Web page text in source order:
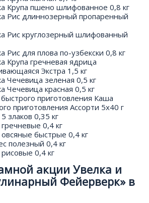
Крупа пшено шлифованное 0,8 кг
Рис длиннозерный пропаренный
Рис круглозерный шлифованный
Рис для плова по-узбекски 0,8 кг
Крупа гречневая ядрица
Экстра 1,5 кг
Чечевица зеленая 0,5 кг
Чечевица красная 0,5 кг
приготовления Каша
приготовления Ассорти 5х40 г
злаков 0,35 кг
0,4 кг
быстрые 0,4 кг
полезный 0,4 кг
0,4 кг
акции Увелка и
Фейерверк» в